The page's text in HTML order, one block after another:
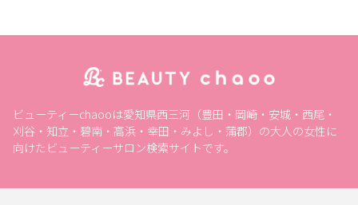
ビューティーchaooは愛知県西三河（豊田・岡崎・安城・西尾・
刈谷・知立・碧南・高浜・幸田・みよし・蒲郡）の大人の女性に
向けたビューティーサロン検索サイトです。